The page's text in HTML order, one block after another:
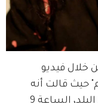
فيديو
حيث قالت أنه